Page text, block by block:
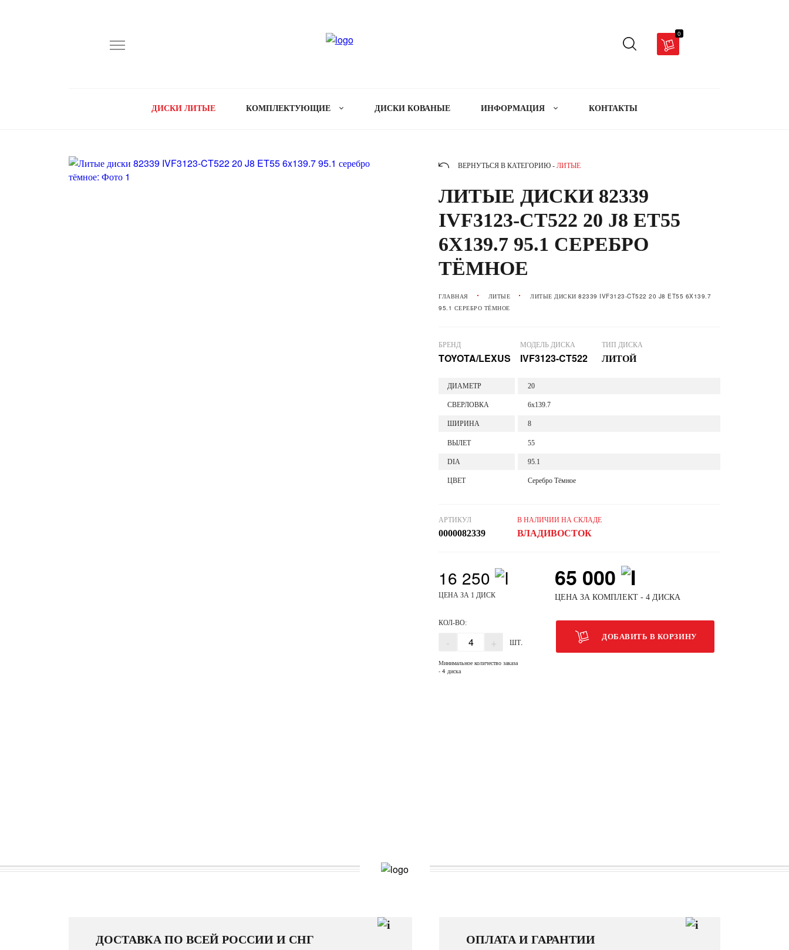
0
ДИСКИ ЛИТЫЕ КОМПЛЕКТУЮЩИЕ ДИСКИ КОВАНЫЕ ИНФОРМАЦИЯ КОНТАКТЫ
ВЕРНУТЬСЯ В КАТЕГОРИЮ - ЛИТЫЕ
ЛИТЫЕ ДИСКИ 82339
IVF3123-CT522 20 J8 ET55
6X139.7 95.1 СЕРЕБРО
ТЁМНОЕ
ГЛАВНАЯ ЛИТЫЕ
ЛИТЫЕ ДИСКИ 82339 IVF3123-CT522 20 J8 ET55 6X139.7
95.1 СЕРЕБРО ТЁМНОЕ
БРЕНД
TOYOTA/LEXUS
МОДЕЛЬ ДИСКА
IVF3123-CT522
ТИП ДИСКА
ЛИТОЙ
ДИАМЕТР 20
СВЕРЛОВКА 6x139.7
ШИРИНА 8
ВЫЛЕТ 55
DIA 95.1
ЦВЕТ Серебро Тёмное
АРТИКУЛ
0000082339
В НАЛИЧИИ НА СКЛАДЕ
ВЛАДИВОСТОК
16 250
ЦЕНА ЗА 1 ДИСК
65 000
ЦЕНА ЗА КОМПЛЕКТ - 4 ДИСКА
КОЛ-ВО:
- + ШТ.
Минимальное количество заказа
- 4 диска
ДОБАВИТЬ В КОРЗИНУ
ДОСТАВКА ПО ВСЕЙ РОССИИ И СНГ ОПЛАТА И ГАРАНТИИ